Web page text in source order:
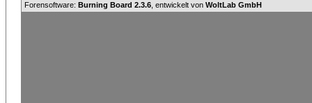
Forensoftware: Burning Board 2.3.6 , entwickelt von WoltLab GmbH